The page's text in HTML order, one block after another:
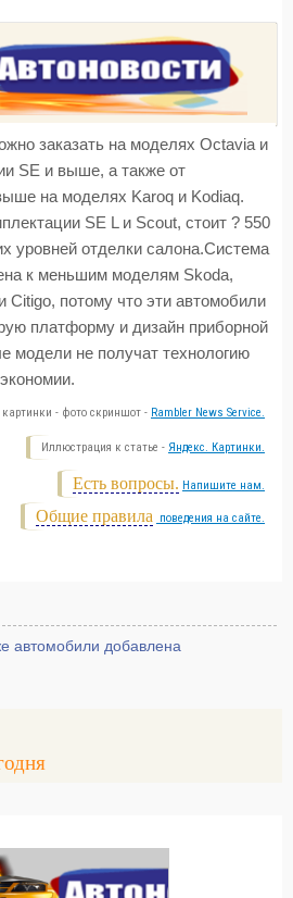
заказать на моделях Octavia и
SE и выше, а также от
на моделях Karoq и Kodiaq.
SE L и Scout, стоит ? 550
уровней отделки салона.Система
к меньшим моделям Skoda,
Citigo, потому что эти автомобили
платформу и дизайн приборной
модели не получат технологию
- фото скриншот - Rambler News Service.
Иллюстрация к статье - Яндекс. Картинки.
Есть вопросы. Напишите нам.
Общие правила поведения на сайте.
автомобили добавлена